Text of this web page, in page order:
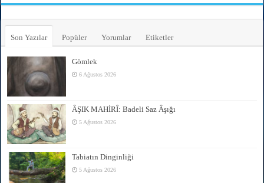
Son Yazılar Popüler Yorumlar Etiketler
Gömlek
6 Ağustos 2026
ÂŞIK MAHİRÎ: Badeli Saz Âşığı
5 Ağustos 2026
Tabiatın Dinginliği
5 Ağustos 2026